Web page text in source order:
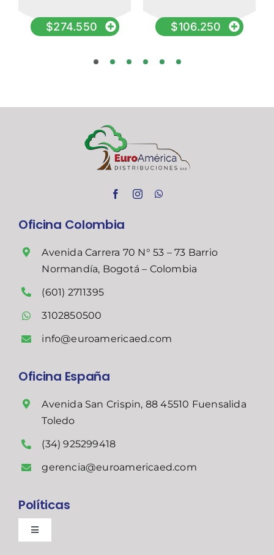
$274.550 $106.250
Oficina Colombia
Avenida Carrera 70 N° 53 – 73 Barrio
Normandía, Bogotá – Colombia
(601) 2711395
3102850500
info@euroamericaed.com
Oficina España
Avenida San Crispin, 88 45510 Fuensalida
Toledo
(34) 925299418
gerencia@euroamericaed.com
Políticas
Toggle